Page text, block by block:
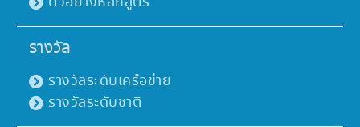
รางวัล
รางวัลระดับเครือข่าย
รางวัลระดับชาติ